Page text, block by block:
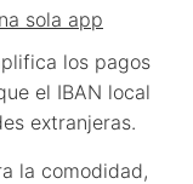
sola app
los pagos
el IBAN local
extranjeras.
la comodidad,